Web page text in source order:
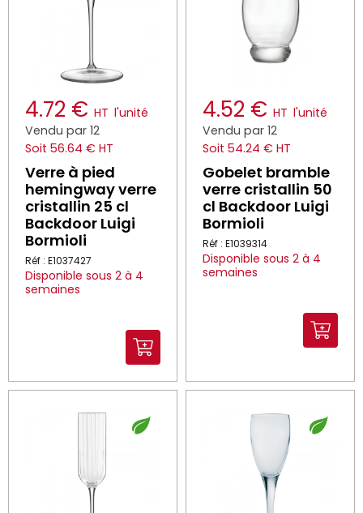
4.72 € HT l'unité
Vendu par 12
Soit 56.64 € HT
Verre à pied
hemingway verre
cristallin 25 cl
Backdoor Luigi
Bormioli
Réf : E1037427
Disponible sous 2 à 4
semaines
4.52 € HT l'unité
Vendu par 12
Soit 54.24 € HT
Gobelet bramble
verre cristallin 50
cl Backdoor Luigi
Bormioli
Réf : E1039314
Disponible sous 2 à 4
semaines